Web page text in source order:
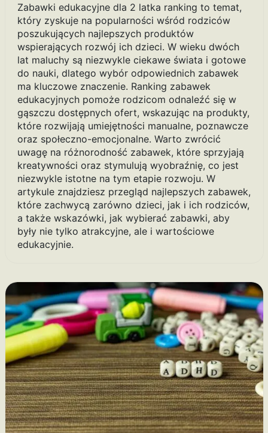
Zabawki edukacyjne dla 2 latka ranking to temat,
który zyskuje na popularności wśród rodziców
poszukujących najlepszych produktów
wspierających rozwój ich dzieci. W wieku dwóch
lat maluchy są niezwykle ciekawe świata i gotowe
do nauki, dlatego wybór odpowiednich zabawek
ma kluczowe znaczenie. Ranking zabawek
edukacyjnych pomoże rodzicom odnaleźć się w
gąszczu dostępnych ofert, wskazując na produkty,
które rozwijają umiejętności manualne, poznawcze
oraz społeczno-emocjonalne. Warto zwrócić
uwagę na różnorodność zabawek, które sprzyjają
kreatywności oraz stymulują wyobraźnię, co jest
niezwykle istotne na tym etapie rozwoju. W
artykule znajdziesz przegląd najlepszych zabawek,
które zachwycą zarówno dzieci, jak i ich rodziców,
a także wskazówki, jak wybierać zabawki, aby
były nie tylko atrakcyjne, ale i wartościowe
edukacyjnie.